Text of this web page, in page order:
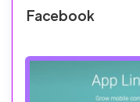
Facebook